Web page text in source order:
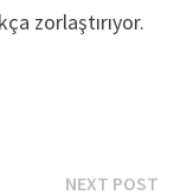
zorlaştırıyor.
NEXT POST